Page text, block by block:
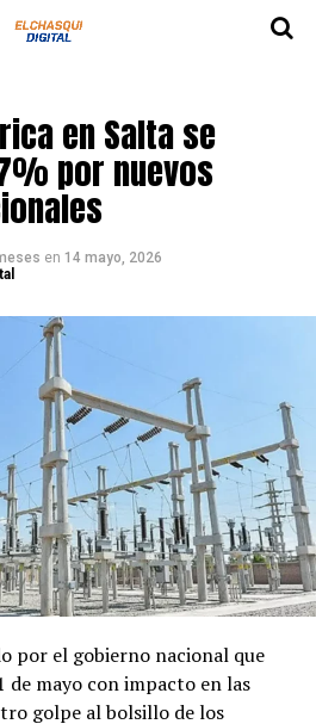
en Salta se
por nuevos
en 14 mayo, 2026
por el gobierno nacional que
de mayo con impacto en las
golpe al bolsillo de los